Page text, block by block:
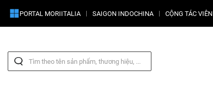
PORTAL MORIITALIA SAIGON INDOCHINA CỘNG TÁC VIÊN